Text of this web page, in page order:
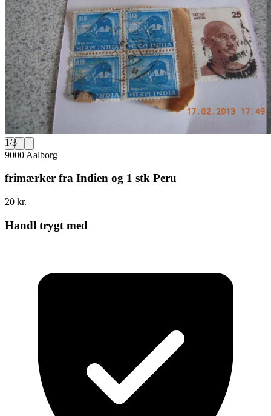
1/3
9000 Aalborg
frimærker fra Indien og 1 stk Peru
20 kr.
Handl trygt med